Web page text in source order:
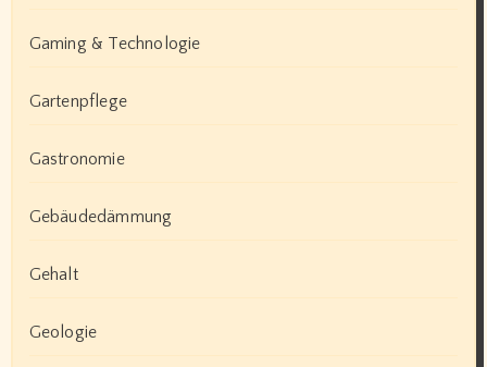
Gaming & Technologie
Gartenpflege
Gastronomie
Gebäudedämmung
Gehalt
Geologie